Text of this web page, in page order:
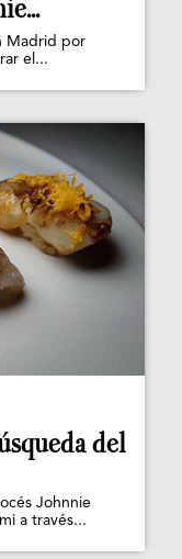
Madrid por
el...
del
Johnnie
a través...